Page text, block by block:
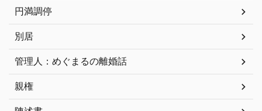
円満調停
別居
管理人：めぐまるの離婚話
親権